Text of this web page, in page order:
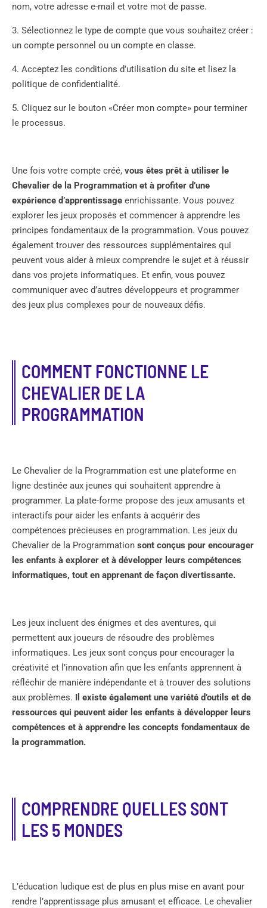
nom, votre adresse e-mail et votre mot de passe.
3. Sélectionnez le type de compte que vous souhaitez créer :
un compte personnel ou un compte en classe.
4. Acceptez les conditions d’utilisation du site et lisez la
politique de confidentialité.
5. Cliquez sur le bouton «Créer mon compte» pour terminer
le processus.
Une fois votre compte créé, vous êtes prêt à utiliser le
Chevalier de la Programmation et à profiter d’une
expérience d’apprentissage enrichissante. Vous pouvez
explorer les jeux proposés et commencer à apprendre les
principes fondamentaux de la programmation. Vous pouvez
également trouver des ressources supplémentaires qui
peuvent vous aider à mieux comprendre le sujet et à réussir
dans vos projets informatiques. Et enfin, vous pouvez
communiquer avec d’autres développeurs et programmer
des jeux plus complexes pour de nouveaux défis.
COMMENT FONCTIONNE LE
CHEVALIER DE LA
PROGRAMMATION
Le Chevalier de la Programmation est une plateforme en
ligne destinée aux jeunes qui souhaitent apprendre à
programmer. La plate-forme propose des jeux amusants et
interactifs pour aider les enfants à acquérir des
compétences précieuses en programmation. Les jeux du
Chevalier de la Programmation sont conçus pour encourager
les enfants à explorer et à développer leurs compétences
informatiques, tout en apprenant de façon divertissante.
Les jeux incluent des énigmes et des aventures, qui
permettent aux joueurs de résoudre des problèmes
informatiques. Les jeux sont conçus pour encourager la
créativité et l’innovation afin que les enfants apprennent à
réfléchir de manière indépendante et à trouver des solutions
aux problèmes. Il existe également une variété d’outils et de
ressources qui peuvent aider les enfants à développer leurs
compétences et à apprendre les concepts fondamentaux de
la programmation.
COMPRENDRE QUELLES SONT
LES 5 MONDES
L’éducation ludique est de plus en plus mise en avant pour
rendre l’apprentissage plus amusant et efficace. Le chevalier